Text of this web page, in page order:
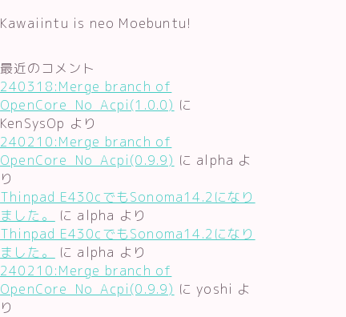
Kawaiintu is neo Moebuntu!
最近のコメント
240318:Merge branch of
OpenCore_No_Acpi(1.0.0) に
KenSysOp より
240210:Merge branch of
OpenCore_No_Acpi(0.9.9) に alpha よ
り
Thinpad E430cでもSonoma14.2になり
ました。
に alpha より
Thinpad E430cでもSonoma14.2になり
ました。
に alpha より
240210:Merge branch of
OpenCore_No_Acpi(0.9.9) にyoshi よ
り